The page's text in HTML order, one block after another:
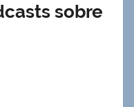
sobre